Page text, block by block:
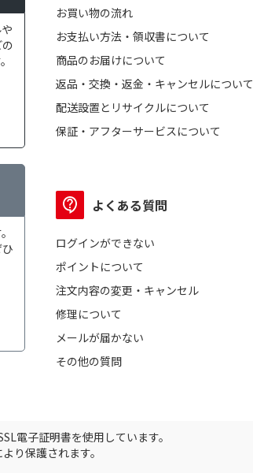
お買い物の流れ
お支払い方法・領収書について
商品のお届けについて
返品・交換・返金・キャンセルについて
配送設置とリサイクルについて
保証・アフターサービスについて
よくある質問
ログインができない
ポイントについて
注文内容の変更・キャンセル
修理について
メールが届かない
その他の質問
電子証明書を使用しています。
り保護されます。